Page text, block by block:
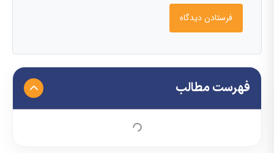
فهرست مطالب